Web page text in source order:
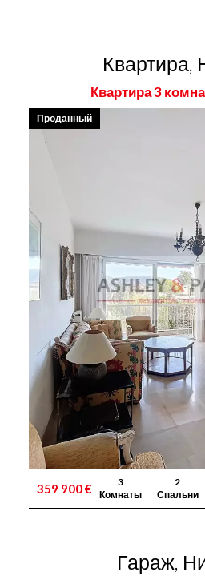
Квартира,
Квартира 3
359 900 €
3
Комнаты
2
Спальни
Проданный
Гараж,